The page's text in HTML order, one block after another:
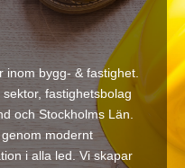
inom bygg- & fastighet.
fastighetsbolag
och Stockholms Län.
modernt
i alla led. Vi skapar